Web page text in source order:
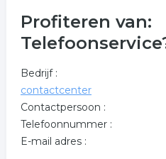
Profiteren van:
Bedrijf :
contactcenter
Contactpersoon :
Telefoonnummer :
E-mail adres :